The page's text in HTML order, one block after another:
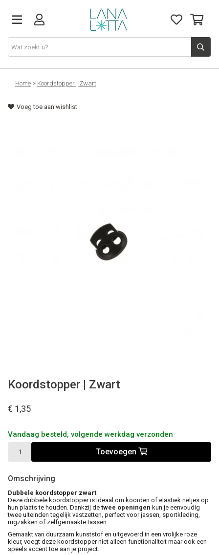
Stoffen
Fournituren
Home > Koordstopper | Zwart
Voeg toe aan wishlist
Koordstopper | Zwart
€ 1,35
Vandaag besteld, volgende werkdag verzonden
Toevoegen
Omschrijving
Dubbele koordstopper zwart
Deze dubbele koordstopper is ideaal om koorden of elastiek netjes op
hun plaats te houden. Dankzij de twee openingen kun je eenvoudig
twee uiteinden tegelijk vastzetten, perfect voor jassen, sportkleding,
rugzakken of zelfgemaakte tassen.
Gemaakt van duurzaam kunststof en uitgevoerd in een vrolijke roze
kleur, voegt deze koordstopper niet alleen functionaliteit maar ook een
speels accent toe aan je project.